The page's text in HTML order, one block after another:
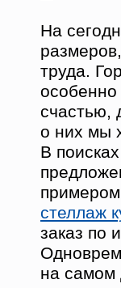
На
труда.
особенно
счастью,
о них мы
В
стеллаж
заказ по
на самом